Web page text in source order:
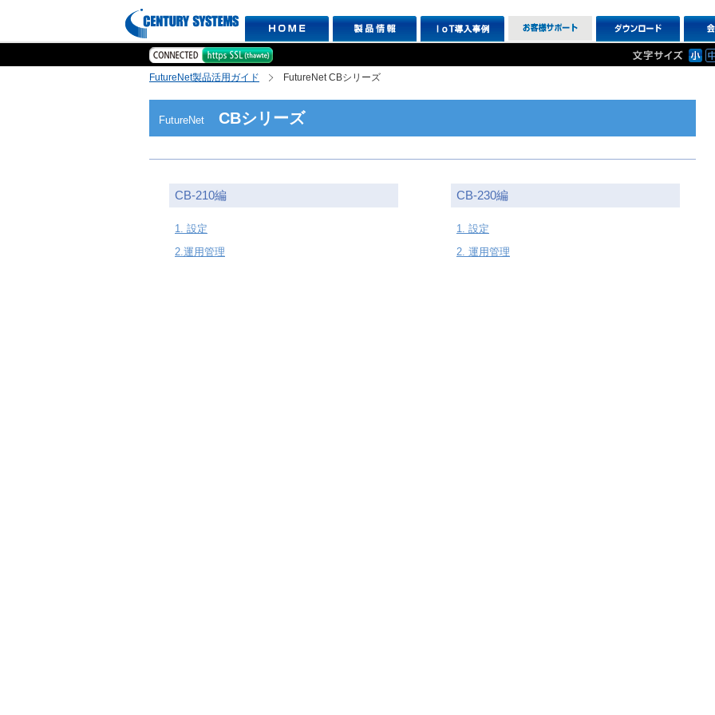
FutureNet製品活用ガイド FutureNet CBシリーズ
FutureNet CBシリーズ
CB-210編
1. 設定
2.運用管理
CB-230編
1. 設定
2. 運用管理